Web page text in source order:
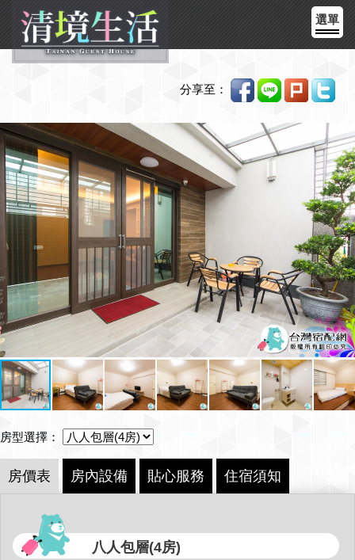
選單
分享至：
房型選擇：
房價表 房內設備 貼心服務 住宿須知
八人包層(4房)